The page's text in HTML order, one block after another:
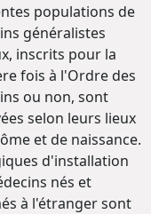
populations de
généralistes
inscrits pour la
fois à l'Ordre des
ou non, sont
selon leurs lieux
et de naissance.
d'installation
nés et
à l'étranger sont